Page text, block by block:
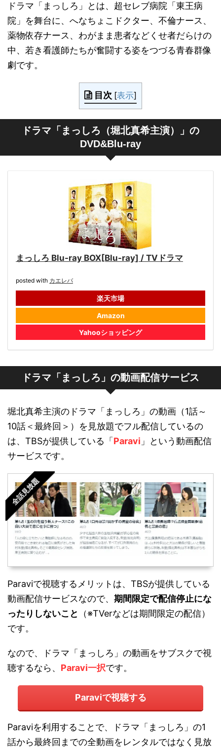
ドラマ「まっしろ」とは、超セレブ病院「東王病
院」を舞台に、へなちょこドクター、不倫ナース、
薬物依存ナース、わがまま患者などくせ者だらけの
中、若き看護師たちが奮闘する姿をつづる青春群像
劇です。
目次 [表示]
ドラマ「まっしろ（堀北真希主演）」の
DVD&Blu-ray
まっしろ Blu-ray BOX[Blu-ray] / TVドラマ
posted with カエレバ
楽天市場
Amazon
Yahooショッピング
ドラマ「まっしろ」の動画配信サービス
堀北真希主演のドラマ「まっしろ」の動画（1話～
10話＜最終回＞）を見放題でフル配信しているの
は、TBSが提供している「 Paravi 」という動画配信
サービスです。
全話見放題
Paraviで視聴するメリットは、TBSが提供している
動画配信サービスなので、 期間限定で配信停止にな
ったりしないこと
（※TVerなどは期間限定の配信）
です。
なので、ドラマ「まっしろ」の動画をサブスクで視
聴するなら、 Paravi一択です。
Paraviで視聴する
Paraviを利用することで、ドラマ「まっしろ」の1
話から最終回までの全動画をレンタルではなく見放